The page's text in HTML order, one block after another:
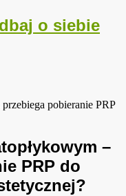
o siebie
pobieranie PRP
–
PRP do